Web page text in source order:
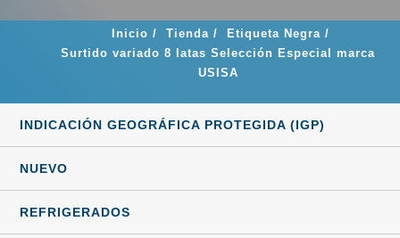
Inicio / Tienda / Etiqueta Negra /
Surtido variado 8 latas Selección Especial marca
USISA
INDICACIÓN GEOGRÁFICA PROTEGIDA (IGP)
NUEVO
REFRIGERADOS